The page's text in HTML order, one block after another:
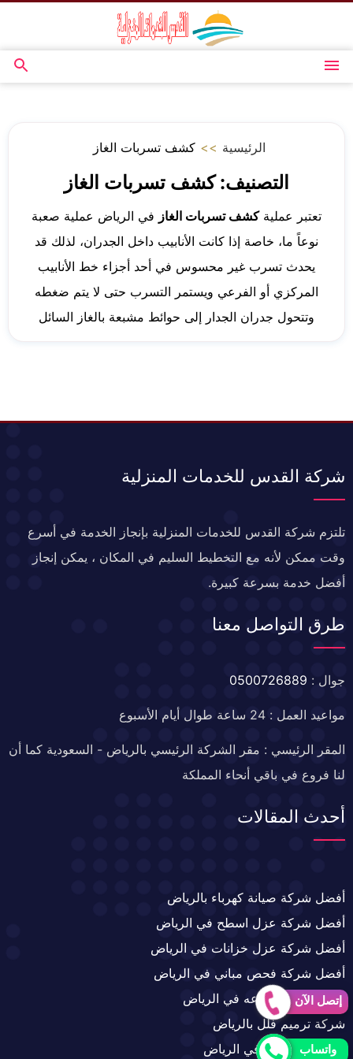
المحتوى
القائمة
بحث
الرئيسية >> كشف تسربات الغاز
التصنيف:كشف تسربات الغاز
تعتبر عمليةكشف تسربات الغاز في الرياض عملية صعبة
نوعاً ما، خاصة إذا كانت الأنابيب داخل الجدران، لذلك قد
يحدث تسرب غير محسوس في أحد أجزاء خط الأنابيب
المركزي أو الفرعي ويستمر التسرب حتى لا يتم ضغطه
وتتحول جدران الجدار إلى حوائط مشبعة بالغاز السائل
شركة القدس للخدمات المنزلية
تلتزم شركة القدس للخدمات المنزلية بإنجاز الخدمة في أسرع
وقت ممكن لأنه مع التخطيط السليم في المكان ، يمكن إنجاز
أفضل خدمة بسرعة كبيرة.
طرق التواصل معنا
جوال : 0500726889
مواعيد العمل : 24 ساعة طوال أيام الأسبوع
المقر الرئيسي : مقر الشركة الرئيسي بالرياض - السعودية كما أن
لنا فروع في باقي أنحاء المملكة
أحدث المقالات
أفضل شركة صيانة كهرباء بالرياض
أفضل شركة عزل اسطح في الرياض
أفضل شركة عزل خزانات في الرياض
أفضل شركة فحص مباني في الرياض
تركيب زجاج بأنواعه في الرياض
شركة ترميم فلل بالرياض
شركة تمديد غاز في الرياض
إتصل الآن
واتساب